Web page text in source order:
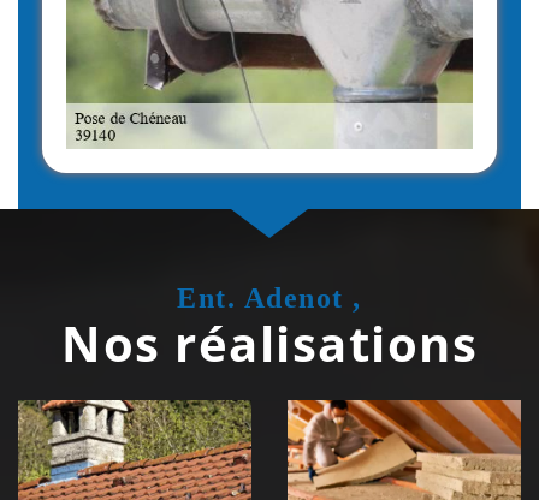
Ent. Adenot ,
Nos réalisations
Couvreur
zingueur 39
Jura
Isolation de
toiture 39
Jura